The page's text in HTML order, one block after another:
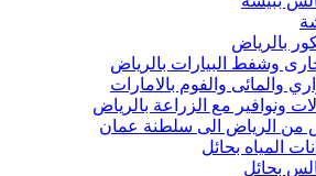
بالرياض
وشفط البيارات بالرياض
والمائى والفوم بالامارات
ونوافير مع الزراعة بالرياض
الرياض الى سلطنة عمان
المياه بحائل
بحائل